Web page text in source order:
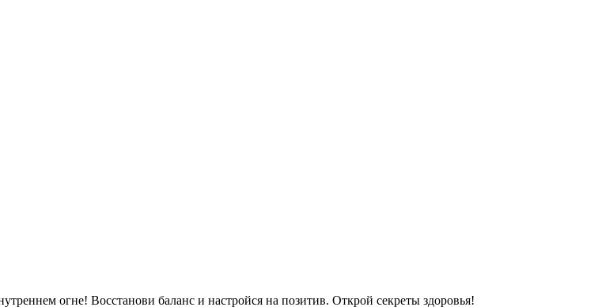
огне! Восстанови баланс и настройся на позитив. Открой секреты здоровья!